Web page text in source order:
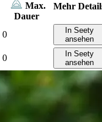
Max.
Dauer
Mehr
0
In Seety
ansehen
0
In Seety
ansehen